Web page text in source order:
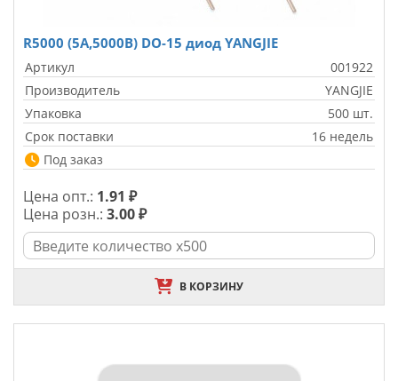
R5000 (5A,5000В) DO-15 диод YANGJIE
Артикул
001922
Производитель
YANGJIE
Упаковка
500 шт.
Срок поставки
16 недель
Под заказ
Цена опт.: 1.91 ₽
Цена розн.: 3.00 ₽
В КОРЗИНУ